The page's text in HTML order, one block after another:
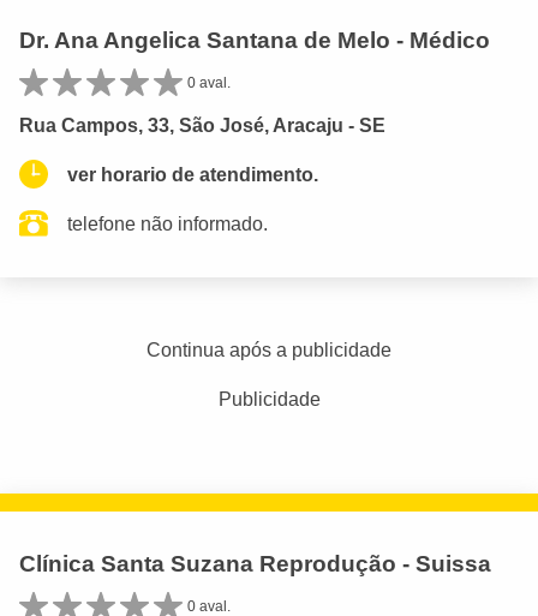
Dr. Ana Angelica Santana de Melo - Médico
0 aval.
Rua Campos, 33, São José, Aracaju - SE
ver horario de atendimento.
telefone não informado.
Continua após a publicidade
Publicidade
Clínica Santa Suzana Reprodução - Suissa
0 aval.